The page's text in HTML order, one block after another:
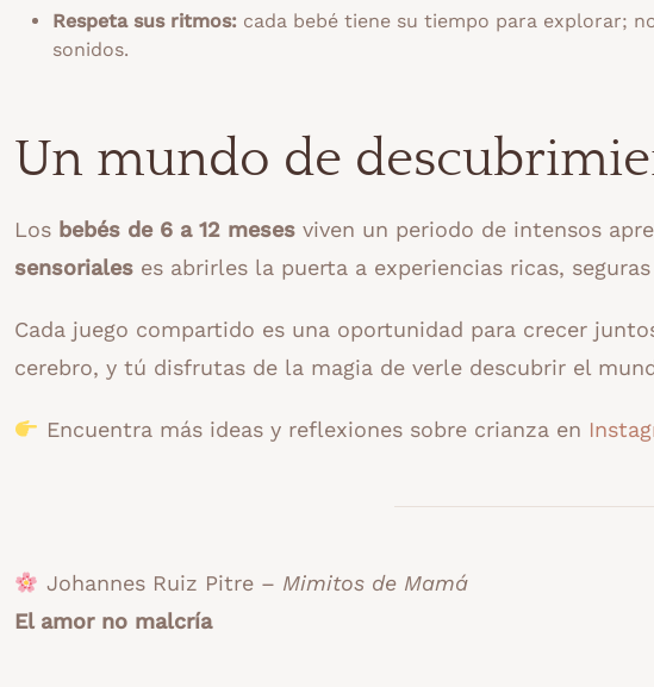
Respeta sus ritmos: cada bebé tiene su tiempo para explorar;
sonidos.
Un mundo de
Los bebés de 6 a 12 meses viven un periodo de intensos
sensoriales es abrirles la puerta a experiencias ricas,
Cada juego compartido es una oportunidad para crecer
cerebro, y tú disfrutas de la magia de verle descubrir el
Encuentra más ideas y reflexiones sobre crianza en
Johannes Ruiz Pitre – Mimitos de Mamá
El amor no malcría